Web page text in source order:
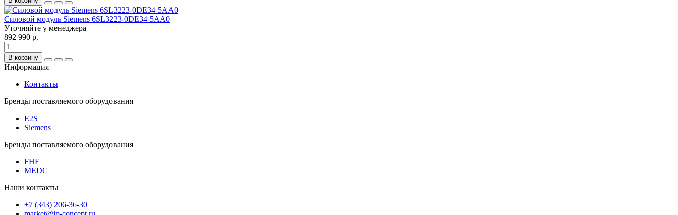
Силовой модуль Siemens 6SL3223-0DE34-5AA0
Уточняйте у менеджера
892 990 р.
В корзину
Информация
Контакты
Бренды поставляемого оборудования
E2S
Siemens
Бренды поставляемого оборудования
FHF
MEDC
Наши контакты
+7 (343) 206-36-30